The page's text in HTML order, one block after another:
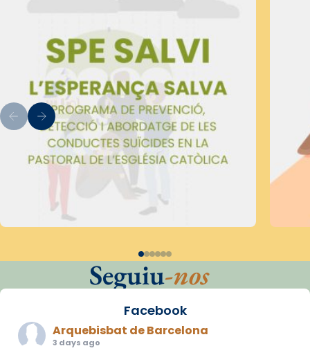
Seguiu-nos
Facebook
Arquebisbat de Barcelona
3 days ago